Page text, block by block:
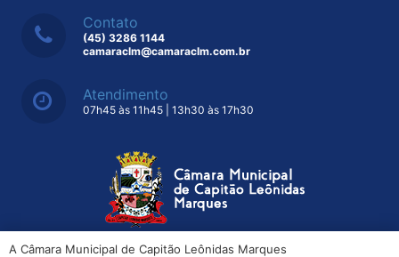
Contato
(45) 3286 1144
camaraclm@camaraclm.com.br
Atendimento
07h45 às 11h45 | 13h30 às 17h30
A Câmara Municipal de Capitão Leônidas Marques